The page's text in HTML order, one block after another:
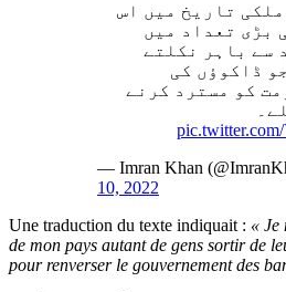
تاریخ میں اس
بڑی تعداد میں
سے باہر نکلتے
ڈاکوؤں کی
کو مسترد کرنے
— Imran Khan
10, 2022
Une traduction du texte indiquait : « Je
de mon pays autant de gens sortir de
pour renverser le gouvernement des